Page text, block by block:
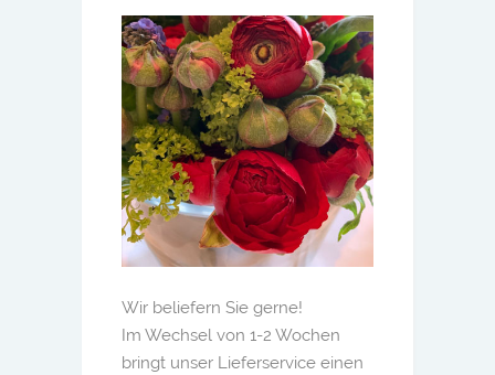
Wir beliefern Sie gerne!
Im Wechsel von 1-2 Wochen
bringt unser Lieferservice einen